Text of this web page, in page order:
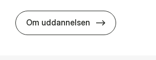
Om uddannelsen BSc in